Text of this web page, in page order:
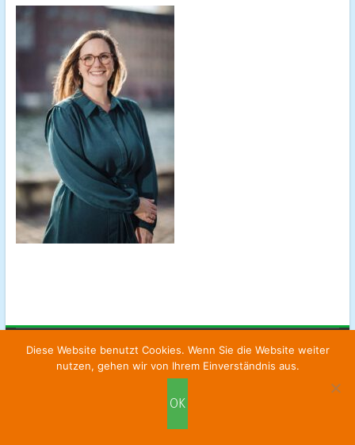
Fortbildungsinstitut für Supervision| Kontakt|Impressum
Diese Website benutzt Cookies. Wenn Sie die Website weiter
nutzen, gehen wir von Ihrem Einverständnis aus.
OK